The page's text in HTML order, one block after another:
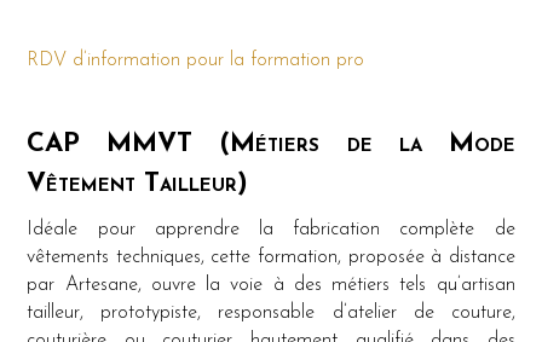
RDV d’information pour la formation pro
CAP MMVT (Métiers de la Mode
Vêtement Tailleur)
Idéale pour apprendre la fabrication complète de
vêtements techniques, cette formation, proposée à distance
par Artesane, ouvre la voie à des métiers tels qu’artisan
tailleur, prototypiste, responsable d’atelier de couture,